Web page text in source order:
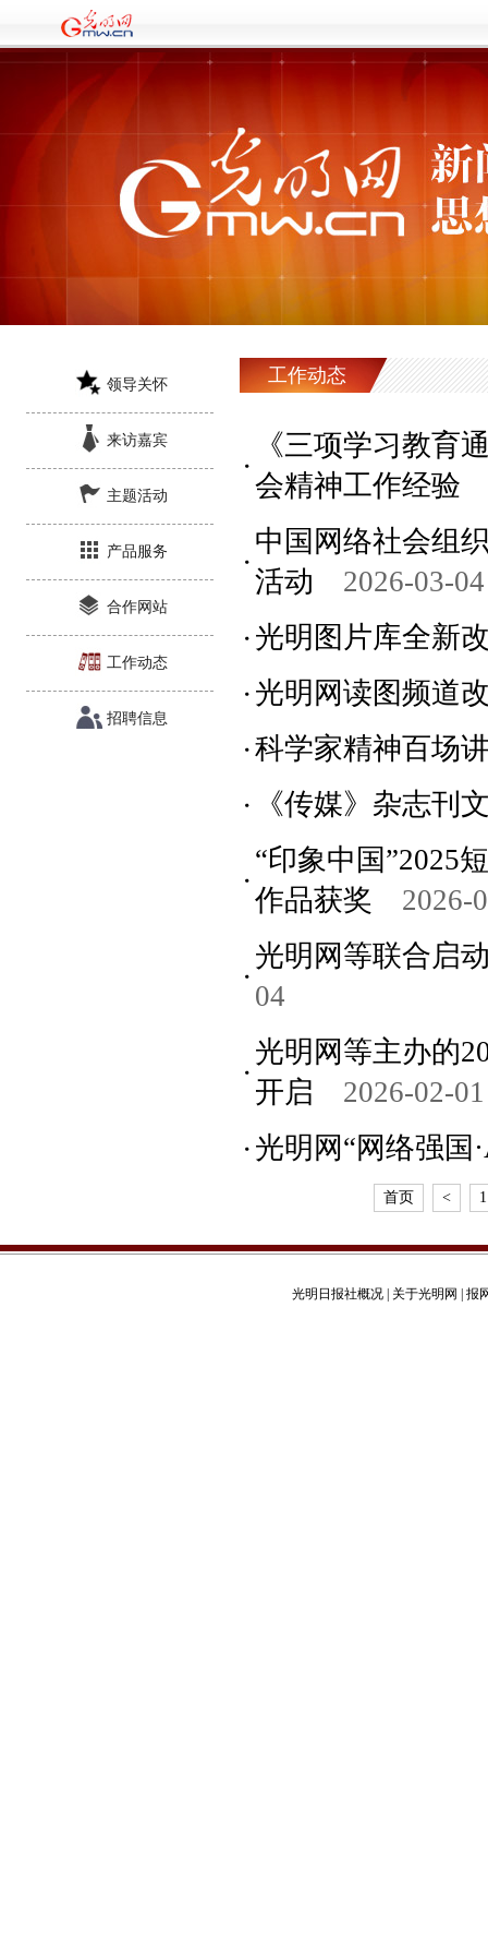
领导关怀
来访嘉宾
主题活动
产品服务
合作网站
工作动态
招聘信息
工作动态
《三项学习教育
会精神工作经验
中国网络社会组
活动
2026-03-04
光明图片库全新
光明网读图频道
科学家精神百场
《传媒》杂志刊
“印象中国”2025
作品获奖
2026-
光明网等联合启
04
光明网等主办的
开启
2026-02-01
光明网“网络强国
首页 < 1
光明日报社概况 关于光明网 报